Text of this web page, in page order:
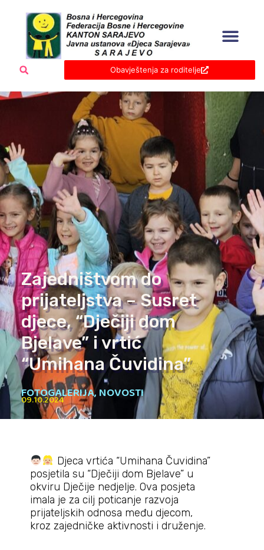
content
Obavještenja za roditelje
Zajedništvom do
prijateljstva – Susret
djece, “Dječiji dom
Bjelave” i vrtić
“Umihana Čuvidina”
FOTOGALERIJA,NOVOSTI
09.10.2024
Djeca vrtića “Umihana Čuvidina”
posjetila su “Dječiji dom Bjelave” u
okviru Dječije nedjelje. Ova posjeta
imala je za cilj poticanje razvoja
prijateljskih odnosa među djecom,
kroz zajedničke aktivnosti i druženje.